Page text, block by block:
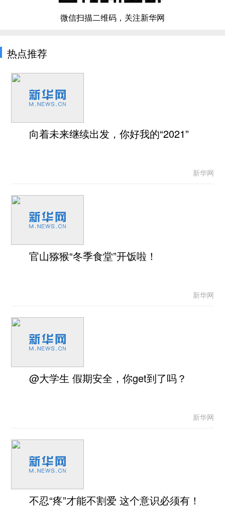
微信扫描二维码，关注新华网
热点推荐
向着未来继续出发，你好我的“2021”
新华网
官山猕猴“冬季食堂”开饭啦！
新华网
@大学生 假期安全，你get到了吗？
新华网
不忍“疼”才能不割爱 这个意识必须有！